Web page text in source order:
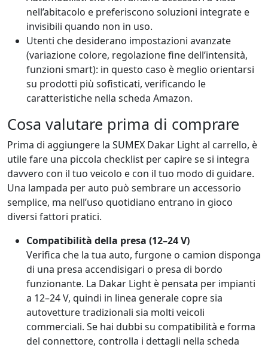
nell’abitacolo e preferiscono soluzioni integrate e
invisibili quando non in uso.
Utenti che desiderano impostazioni avanzate
(variazione colore, regolazione fine dell’intensità,
funzioni smart): in questo caso è meglio orientarsi
su prodotti più sofisticati, verificando le
caratteristiche nella scheda Amazon.
Cosa valutare prima di comprare
Prima di aggiungere la SUMEX Dakar Light al carrello, è
utile fare una piccola checklist per capire se si integra
davvero con il tuo veicolo e con il tuo modo di guidare.
Una lampada per auto può sembrare un accessorio
semplice, ma nell’uso quotidiano entrano in gioco
diversi fattori pratici.
Compatibilità della presa (12–24 V)
Verifica che la tua auto, furgone o camion disponga
di una presa accendisigari o presa di bordo
funzionante. La Dakar Light è pensata per impianti
a 12–24 V, quindi in linea generale copre sia
autovetture tradizionali sia molti veicoli
commerciali. Se hai dubbi su compatibilità e forma
del connettore, controlla i dettagli nella scheda